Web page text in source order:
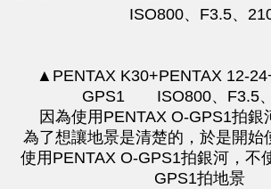
ISO800、F3.5、
▲PENTAX K30+PENTAX 12-
GPS1 ISO800、F3.5
因為使用PENTAX O-GPS1拍銀
為了想讓地景是清楚的，於是開始
使用PENTAX O-GPS1拍銀河，不
GPS1拍地景